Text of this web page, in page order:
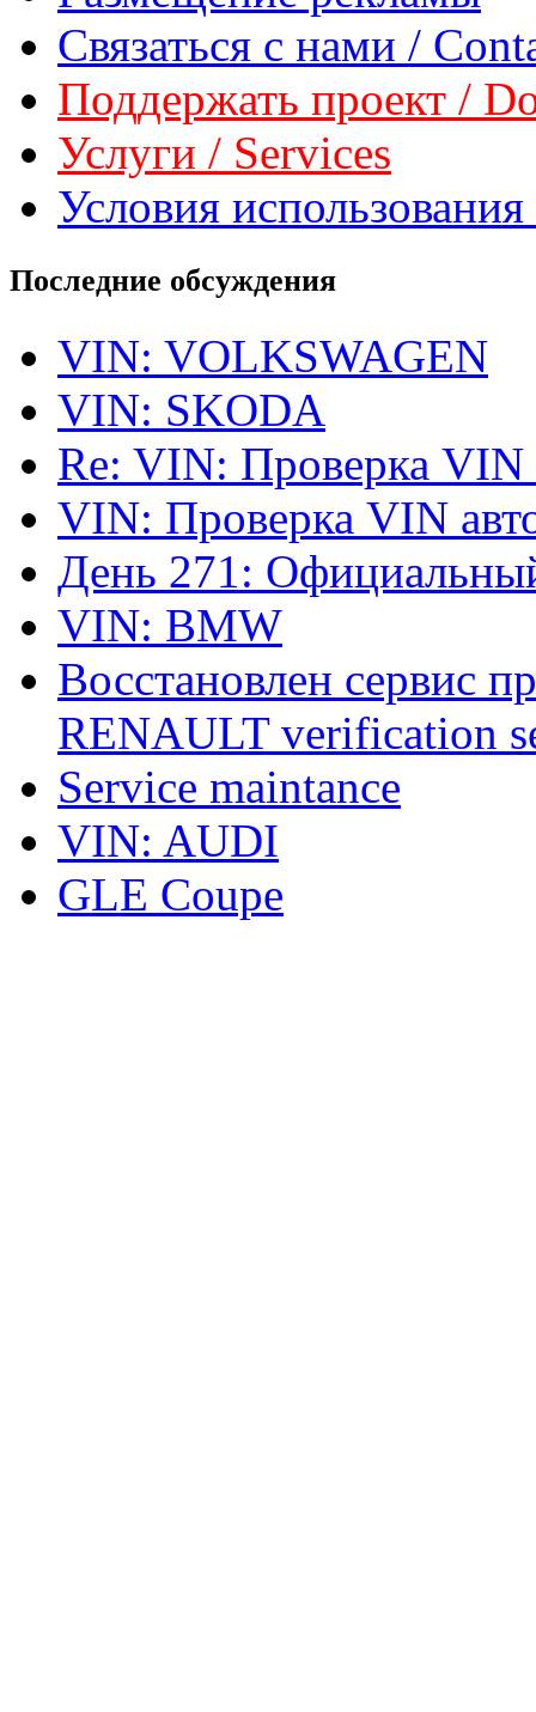
Связаться с нами /
Поддержать проект /
Услуги / Services
Условия
Последние обсуждения
VIN: VOLKSWAGEN
VIN: SKODA
Re: VIN: Проверка VIN
VIN: Проверка VIN
День 271:
VIN: BMW
Восстановлен сервис
RENAULT verification
Service maintance
VIN: AUDI
GLE Coupe